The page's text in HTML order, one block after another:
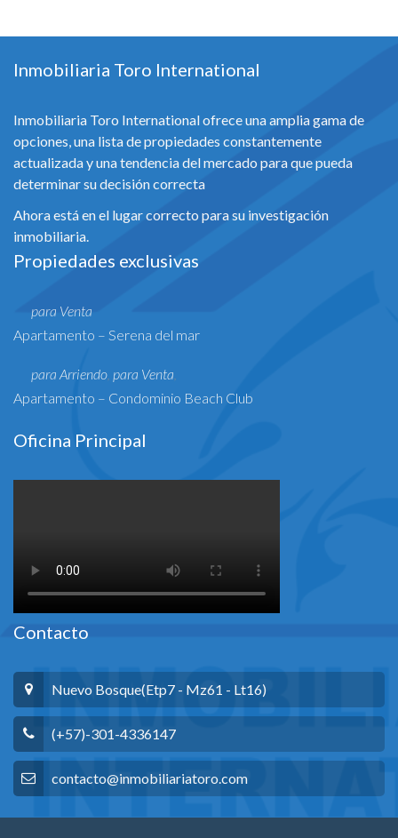
Inmobiliaria Toro International
Inmobiliaria Toro International ofrece una amplia gama de
opciones, una lista de propiedades constantemente
actualizada y una tendencia del mercado para que pueda
determinar su decisión correcta
Ahora está en el lugar correcto para su investigación
inmobiliaria.
Propiedades exclusivas
para Venta
Apartamento – Serena del mar
para Arriendo, para Venta,
Apartamento – Condominio Beach Club
Oficina Principal
Contacto
Nuevo Bosque(Etp7 - Mz61 - Lt16)
(+57)-301-4336147
contacto@inmobiliariatoro.com